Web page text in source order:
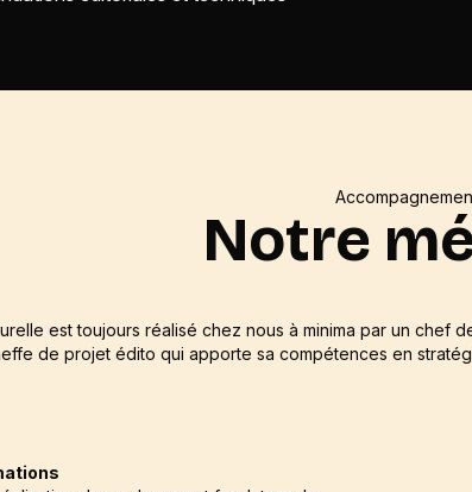
Notre
est toujours réalisé chez nous à minima par un chef
de projet édito qui apporte sa compétences en